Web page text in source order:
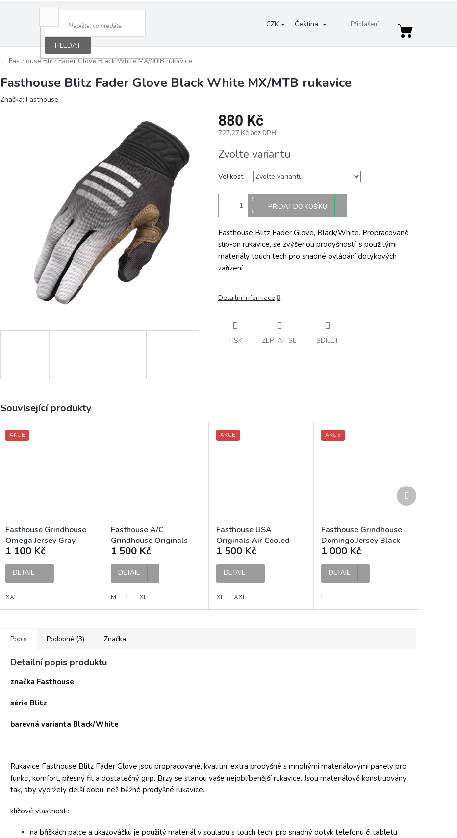
CZK Čeština Přihlášení
HLEDAT
Nákupní
Fasthouse Blitz Fader Glove Black White MX/MTB rukavice
Fasthouse Blitz Fader Glove Black White MX/MTB rukavice
Značka: Fasthouse
880 Kč
727,27 Kč bez DPH
cena:
Zvolte variantu
Velikost
PŘIDAT DO KOŠÍKU
Fasthouse Blitz Fader Glove, Black/White. Propracované
slip-on rukavice, se zvýšenou prodyšností, s použitými
materiály touch tech pro snadné ovládání dotykových
zařízení.
Detailní informace
TISK ZEPTAT SE SDÍLET
Související produkty
AKCE
Fasthouse Grindhouse
Omega Jersey Gray
Black MX dres
1 100 Kč
DETAIL
XXL
Fasthouse A/C
Grindhouse Originals
Jersey Black MX dres
1 500 Kč
DETAIL
M L XL
AKCE
Fasthouse USA
Originals Air Cooled
Jersey Black MX dres
1 500 Kč
DETAIL
XL XXL
AKCE
Fasthouse Grindhouse
Domingo Jersey Black
MX dres
1 000 Kč
DETAIL
L
Další
produkt
Popis Podobné (3) Značka
Detailní popis produktu
značka Fasthouse
série Blitz
barevná varianta Black/White
Rukavice Fasthouse Blitz Fader Glove jsou propracované, kvalitní, extra prodyšné s mnohými materiálovými panely pro
funkci, komfort, přesný fit a dostatečný grip. Brzy se stanou vaše nejoblíbenější rukavice. Jsou materiálově konstruovány
tak, aby vydržely delší dobu, než běžné prodyšné rukavice.
klíčové vlastnosti:
na bříškách palce a ukazováčku je použitý materiál v souladu s touch tech, pro snadný dotyk telefonu či tabletu